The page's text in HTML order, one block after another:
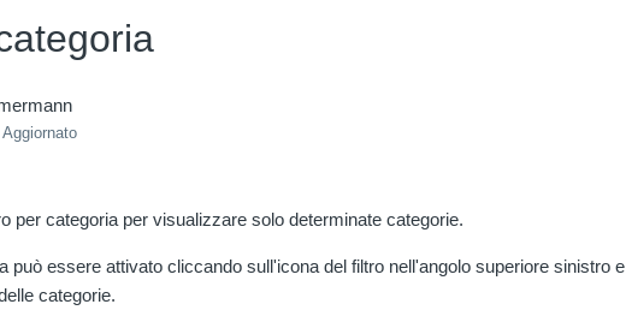
Aggiornato
per categoria per visualizzare solo determinate categorie.
può essere attivato cliccando sull'icona del filtro nell'angolo superiore sinistro e
categorie.